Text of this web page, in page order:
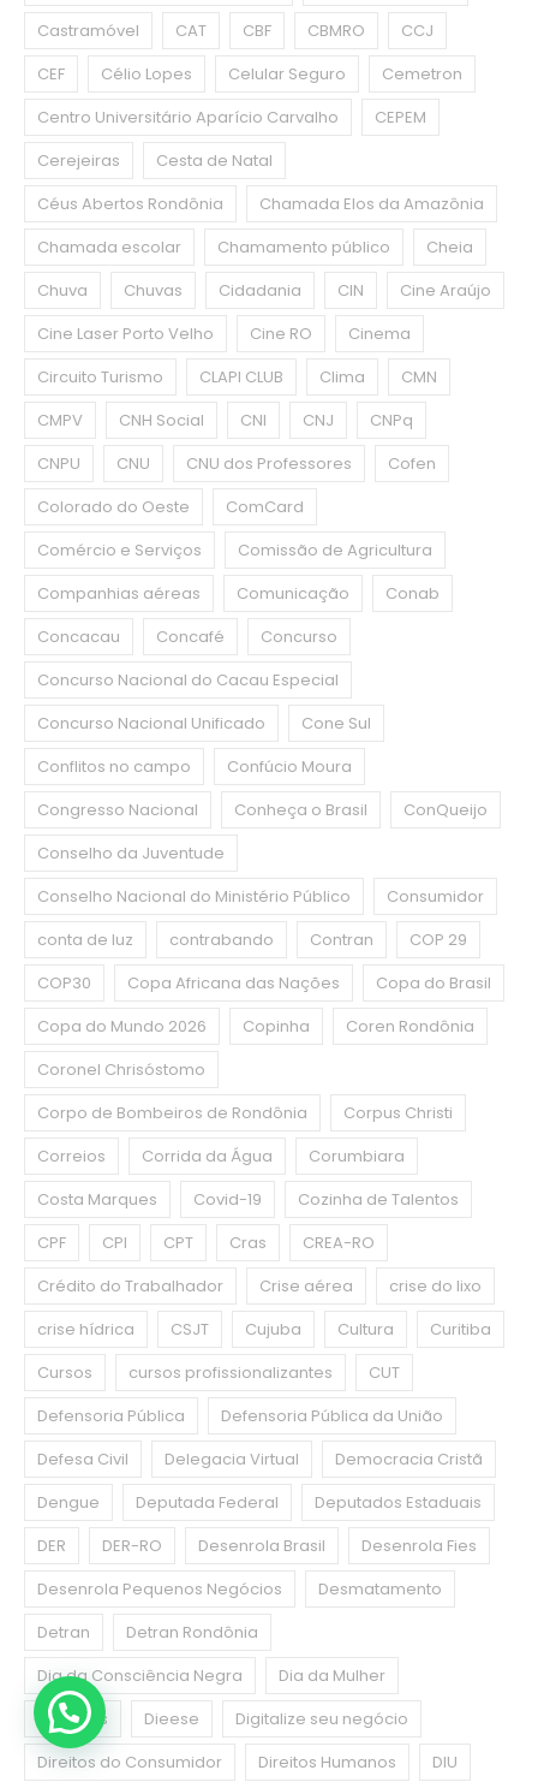
Castramóvel
CAT CBF CBMRO
CCJ
CEF
Célio Lopes Celular Seguro
Cemetron
Centro Universitário Aparício Carvalho
CEPEM
Cerejeiras
Cesta de Natal
Céus Abertos Rondônia
Chamada Elos da Amazônia
Chamada escolar
Chamamento público
Cheia
Chuva
Chuvas Cidadania CIN
Cine Araújo
Cine Laser Porto Velho
Cine RO
Cinema
Circuito Turismo
CLAPI CLUB Clima
CMN
CMPV
CNH Social CNI CNJ
CNPq
CNPU
CNU CNU dos Professores
Cofen
Colorado do Oeste
ComCard
Comércio e Serviços
Comissão de Agricultura
Companhias aéreas
Comunicação
Conab
Concacau
Concafé
Concurso
Concurso Nacional do Cacau Especial
Concurso Nacional Unificado
Cone Sul
Conflitos no campo
Confúcio Moura
Congresso Nacional
Conheça o Brasil
ConQueijo
Conselho da Juventude
Conselho Nacional do Ministério Público
Consumidor
conta de luz
contrabando Contran
COP 29
COP30
Copa Africana das Nações
Copa do Brasil
Copa do Mundo 2026
Copinha
Coren Rondônia
Coronel Chrisóstomo
Corpo de Bombeiros de Rondônia
Corpus Christi
Correios
Corrida da Água
Corumbiara
Costa Marques
Covid-19
Cozinha de Talentos
CPF
CPI CPT Cras
CREA-RO
Crédito do Trabalhador
Crise aérea
crise do lixo
crise hídrica
CSJT Cujuba Cultura
Curitiba
Cursos
cursos profissionalizantes
CUT
Defensoria Pública
Defensoria Pública da União
Defesa Civil
Delegacia Virtual
Democracia Cristã
Dengue
Deputada Federal
Deputados Estaduais
DER
DER-RO Desenrola Brasil
Desenrola Fies
Desenrola Pequenos Negócios
Desmatamento
Detran
Detran Rondônia
Dia da Consciência Negra
Dia da Mulher
Diabetes
Dieese
Digitalize seu negócio
Direitos do Consumidor
Direitos Humanos DIU